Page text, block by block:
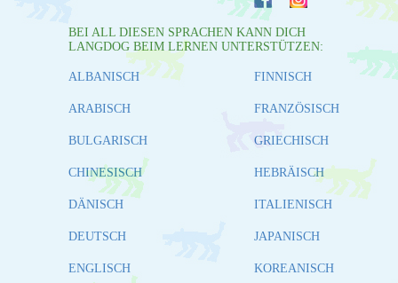
BEI ALL DIESEN SPRACHEN KANN DICH
LANGDOG BEIM LERNEN UNTERSTÜTZEN:
ALBANISCH
ARABISCH
BULGARISCH
CHINESISCH
DÄNISCH
DEUTSCH
ENGLISCH
FINNISCH
FRANZÖSISCH
GRIECHISCH
HEBRÄISCH
ITALIENISCH
JAPANISCH
KOREANISCH